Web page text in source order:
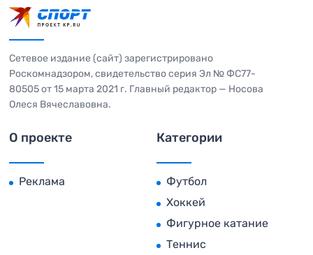
Сетевое издание (сайт) зарегистрировано
Роскомнадзором, свидетельство серия Эл № ФС77-
80505 от 15 марта 2021 г. Главный редактор — Носова
Олеся Вячеславовна.
О проекте
Реклама
Категории
Футбол
Хоккей
Фигурное катание
Теннис